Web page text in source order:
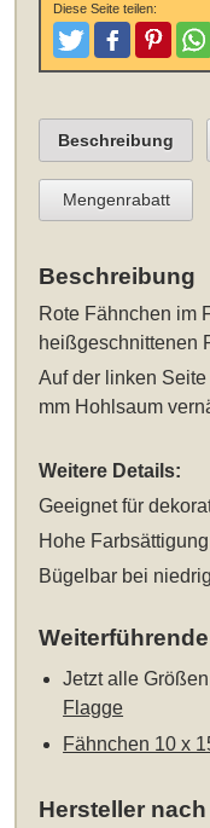
Diese Seite teilen:
TweetenPosten
Beschreibung
Mengenrabatt
Beschreibung
Rote Fähnchen im
heißgeschnittenen
Auf der linken
mm Hohlsaum
Weitere Details:
Geeignet für
Hohe
Bügelbar bei
Jetzt alle
Flagge
Fähnchen 10 x
Hersteller nach